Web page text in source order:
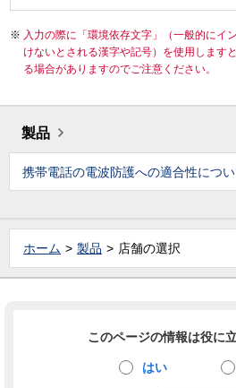
入力の際に「環境依存文字」（一般的にイ
けないとされる漢字や記号）を使用します
る場合がありますのでご注意ください。
製品
携帯電話の電波防護への適合性につ
ホーム 製品 店舗の選択
このページの情報は役に
はい